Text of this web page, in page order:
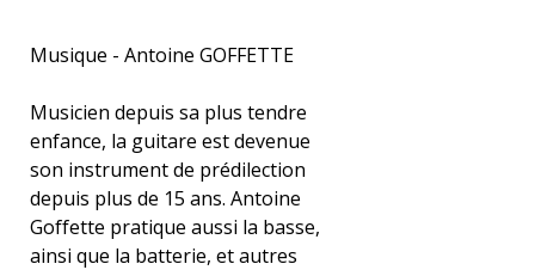
Musique - Antoine GOFFETTE
Musicien depuis sa plus tendre
enfance, la guitare est devenue
son instrument de prédilection
depuis plus de 15 ans. Antoine
Goffette pratique aussi la basse,
ainsi que la batterie, et autres